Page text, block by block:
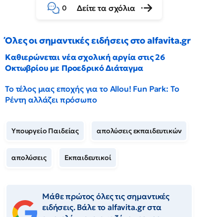
0 Δείτε τα σχόλια
Όλες οι σημαντικές ειδήσεις στο alfavita.gr
Καθιερώνεται νέα σχολική αργία στις 26
Οκτωβρίου με Προεδρικό Διάταγμα
Το τέλος μιας εποχής για το Allou! Fun Park: Το
Ρέντη αλλάζει πρόσωπο
Υπουργείο Παιδείας απολύσεις εκπαιδευτικών
απολύσεις Εκπαιδευτικοί
Μάθε πρώτος όλες τις σημαντικές
ειδήσεις. Βάλε το alfavita.gr στα